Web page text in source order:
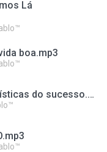
Lá
boa.mp3
lair ribeiro - as características do sucesso.wma